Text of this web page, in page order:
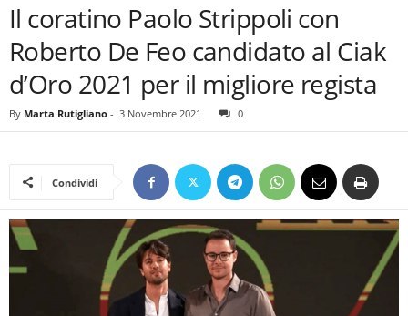
Il coratino Paolo Strippoli con
Roberto De Feo candidato al Ciak
d’Oro 2021 per il migliore regista
By Marta Rutigliano - 3 Novembre 2021 0
Condividi